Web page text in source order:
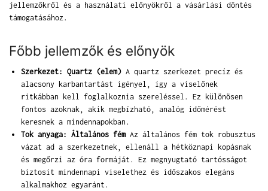
jellemzőkről és a használati előnyökről a vásárlási döntés
támogatásához.
Főbb jellemzők és előnyök
Szerkezet: Quartz (elem) A quartz szerkezet precíz és
alacsony karbantartást igényel, így a viselőnek
ritkábban kell foglalkoznia szereléssel. Ez különösen
fontos azoknak, akik megbízható, analóg időmérést
keresnek a mindennapokban.
Tok anyaga: Általános fémAz általános fém tok robusztus
vázat ad a szerkezetnek, ellenáll a hétköznapi kopásnak
és megőrzi az óra formáját. Ez megnyugtató tartósságot
biztosít mindennapi viselethez és időszakos elegáns
alkalmakhoz egyaránt.